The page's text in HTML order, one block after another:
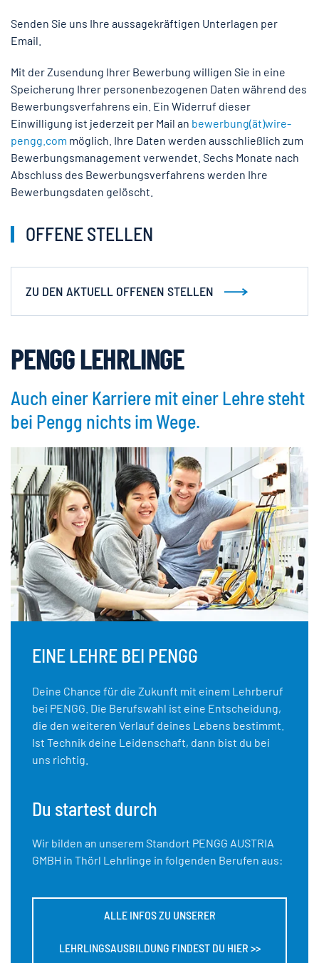
Senden Sie uns Ihre aussagekräftigen Unterlagen per
Email.
Mit der Zusendung Ihrer Bewerbung willigen Sie in eine
Speicherung Ihrer personenbezogenen Daten während des
Bewerbungsverfahrens ein. Ein Widerruf dieser
Einwilligung ist jederzeit per Mail an bewerbung(ät)wire-
pengg.com möglich. Ihre Daten werden ausschließlich zum
Bewerbungsmanagement verwendet. Sechs Monate nach
Abschluss des Bewerbungsverfahrens werden Ihre
Bewerbungsdaten gelöscht.
OFFENE STELLEN
ZU DEN AKTUELL OFFENEN STELLEN
PENGG LEHRLINGE
Auch einer Karriere mit einer Lehre steht
bei Pengg nichts im Wege.
EINE LEHRE BEI PENGG
Deine Chance für die Zukunft mit einem Lehrberuf
bei PENGG. Die Berufswahl ist eine Entscheidung,
die den weiteren Verlauf deines Lebens bestimmt.
Ist Technik deine Leidenschaft, dann bist du bei
uns richtig.
Du startest durch
Wir bilden an unserem Standort PENGG AUSTRIA
GMBH in Thörl Lehrlinge in folgenden Berufen aus:
ALLE INFOS ZU UNSERER
LEHRLINGSAUSBILDUNG FINDEST DU HIER >>